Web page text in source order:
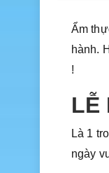
Ẩm
hành.
!
LỄ
Là 1
ngày